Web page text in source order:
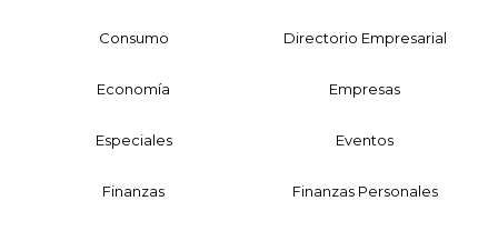
Consumo Directorio Empresarial
Economía Empresas
Especiales Eventos
Finanzas Finanzas Personales